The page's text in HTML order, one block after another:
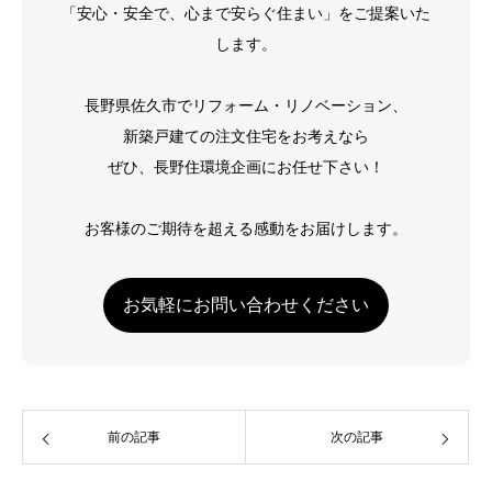
「安心・安全で、心まで安らぐ住まい」をご提案いた
します。
長野県佐久市でリフォーム・リノベーション、
新築戸建ての注文住宅をお考えなら
ぜひ、長野住環境企画にお任せ下さい！
お客様のご期待を超える感動をお届けします。
お気軽にお問い合わせください
前の記事 次の記事